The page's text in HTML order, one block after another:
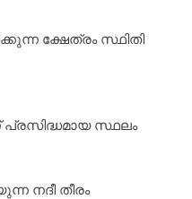
ക്ഷേത്രം സ്ഥിതി
സ്ഥലം
നദീ തീരം